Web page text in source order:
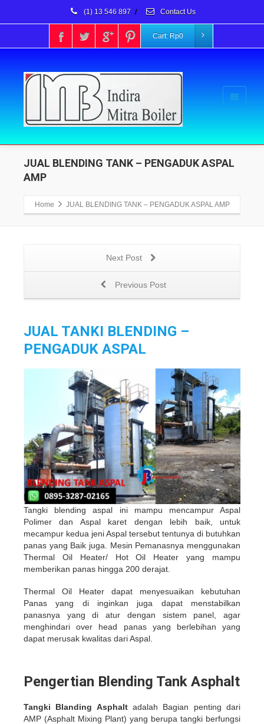
(1) 13 546 897 / Contact Us
Cart: Rp0
JUAL BLENDING TANK – PENGADUK ASPAL
AMP
Home JUAL BLENDING TANK – PENGADUK ASPAL AMP
Next Post
Previous Post
JUAL TANKI BLENDING –
PENGADUK ASPAL
Tangki blending aspal ini mampu mencampur Aspal
Polimer dan Aspal karet dengan lebih baik, untuk
mecampur kedua jeni Aspal tersebut tentunya di butuhkan
panas yang Baik juga. Mesin Pemanasnya menggunakan
Thermal Oil Heater/ Hot Oil Heater yang mampu
memberikan panas hingga 200 derajat.
Thermal Oil Heater dapat menyesuaikan kebutuhan
Panas yang di inginkan juga dapat menstabilkan
panasnya yang di atur dengan sistem panel, agar
menghindari over head panas yang berlebihan yang
dapat merusak kwalitas dari Aspal.
Pengertian Blending Tank Asphalt
Tangki Blanding Asphaltadalah Bagian penting dari
AMP (Asphalt Mixing Plant) yang berupa tangki berfungsi